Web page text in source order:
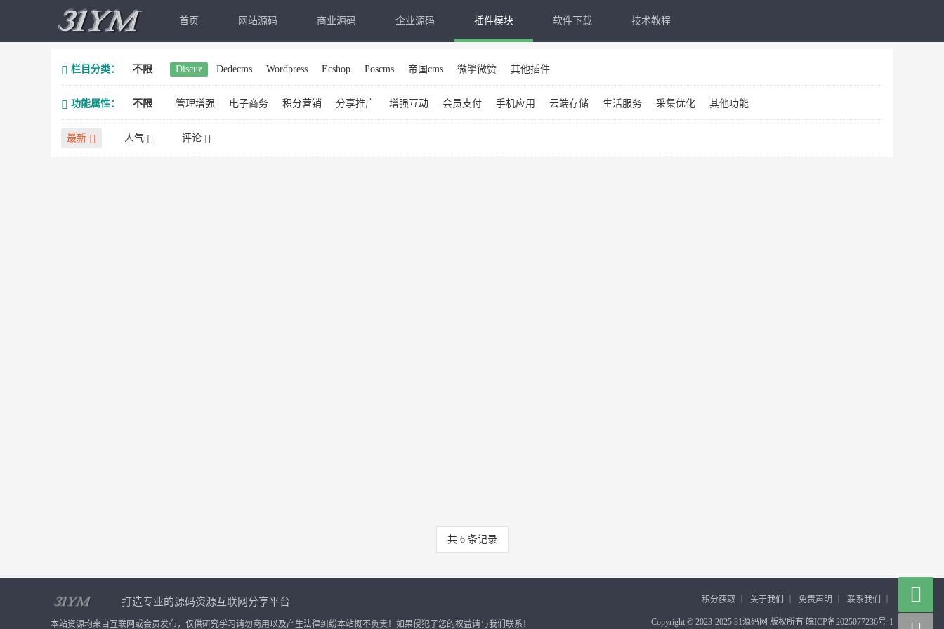
首页 网站源码 商业源码 企业源码 插件模块 软件下载 技术教程
栏目分类： 不限 Discuz Dedecms Wordpress Ecshop Poscms 帝国cms 微擎微赞 其他插件
功能属性： 不限 管理增强 电子商务 积分营销 分享推广 增强互动 会员支付 手机应用 云端存储 生活服务 采集优化 其他功能
最新 人气 评论
共 6 条记录
打造专业的源码资源互联网分享平台
本站资源均来自互联网或会员发布，仅供研究学习请勿商用以及产生法律纠纷本站概不负责！如果侵犯了您的权益请与我们联系！
积分获取 关于我们 免责声明 联系我们
Copyright © 2023-2025 31源码网 版权所有 皖ICP备2025077236号-1
